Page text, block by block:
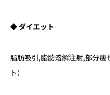
◆ ダイエット
脂肪吸引,脂肪溶解注射,部分
ト）